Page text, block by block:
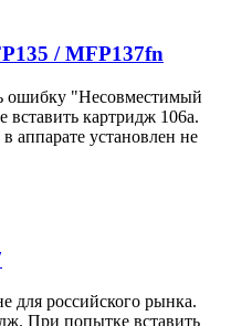
/ MFP137fn
ошибку "Несовместимый
картридж 106a.
аппарате установлен не
для российского рынка.
При попытке вставить